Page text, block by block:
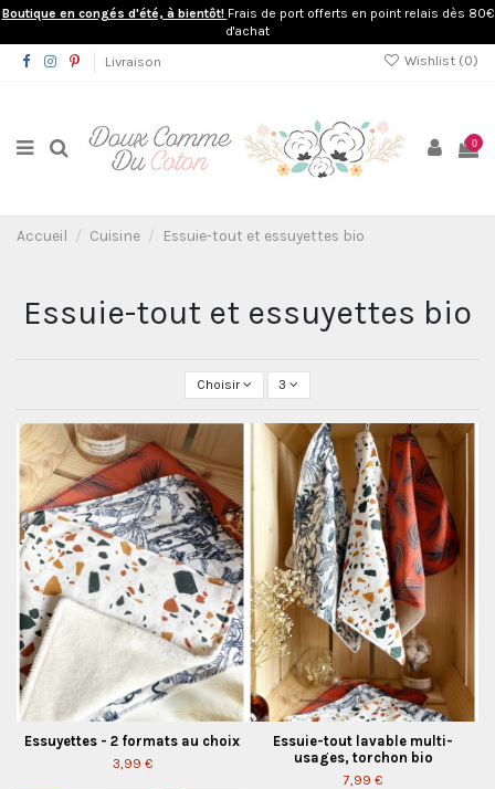
Boutique en congés d'été, à bientôt! Frais de port offerts en point relais dès 80€
d'achat
Livraison Wishlist (0)
0
Accueil Cuisine Essuie-tout et essuyettes bio
Essuie-tout et essuyettes bio
Choisir 3
Essuyettes - 2 formats au choix
3,99 €
Essuie-tout lavable multi-
usages, torchon bio
7,99 €